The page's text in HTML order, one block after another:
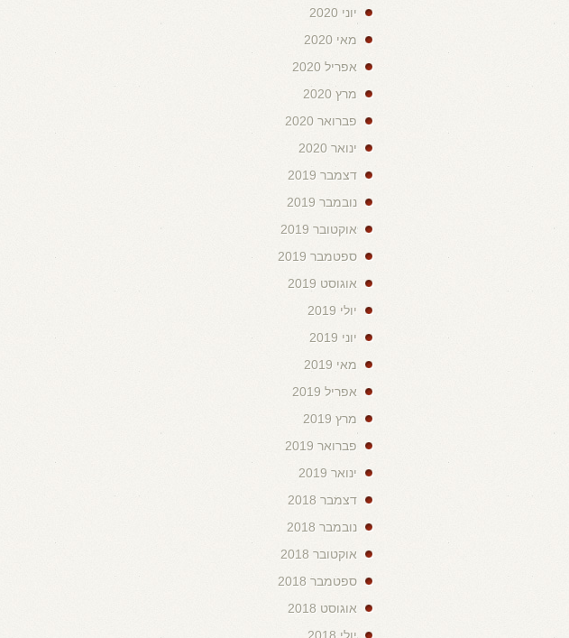
יוני 2020
מאי 2020
אפריל 2020
מרץ 2020
פברואר 2020
ינואר 2020
דצמבר 2019
נובמבר 2019
אוקטובר 2019
ספטמבר 2019
אוגוסט 2019
יולי 2019
יוני 2019
מאי 2019
אפריל 2019
מרץ 2019
פברואר 2019
ינואר 2019
דצמבר 2018
נובמבר 2018
אוקטובר 2018
ספטמבר 2018
אוגוסט 2018